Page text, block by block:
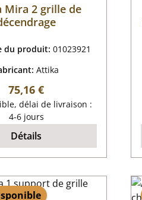
Mira 2 grille de
du produit:01023921
Attika
Prix régulier :
75,16 €
délai de livraison :
4-6 jours
Détails